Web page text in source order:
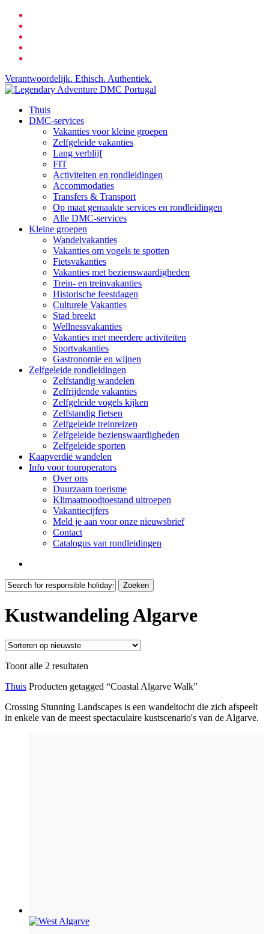
naar
hoofdinhoud
Verantwoordelijk. Ethisch. Authentiek.
zoeken
Menu
Thuis
DMC-services
Vakanties voor kleine groepen
Zelfgeleide vakanties
Lang verblijf
FIT
Activiteiten en rondleidingen
Accommodaties
Transfers & Transport
Op maat gemaakte services en rondleidingen
Alle DMC-services
Kleine groepen
Wandelvakanties
Vakanties om vogels te spotten
Fietsvakanties
Vakanties met bezienswaardigheden
Trein- en treinvakanties
Historische feestdagen
Culturele Vakanties
Stad breekt
Wellnessvakanties
Vakanties met meerdere activiteiten
Sportvakanties
Gastronomie en wijnen
Zelfgeleide rondleidingen
Zelfstandig wandelen
Zelfrijdende vakanties
Zelfgeleide vogels kijken
Zelfstandig fietsen
Zelfgeleide treinreizen
Zelfgeleide bezienswaardigheden
Zelfgeleide sporten
Kaapverdië wandelen
Info voor touroperators
Over ons
Duurzaam toerisme
Klimaatnoodtoestand uitroepen
Vakantiecijfers
Meld je aan voor onze nieuwsbrief
Contact
Catalogus van rondleidingen
Zoeken
sluiten
Kustwandeling Algarve
Toont alle 2 resultaten
nieuwste
Thuis Producten getagged “Coastal Algarve Walk”
Crossing Stunning Landscapes is een wandeltocht die zich afspeelt
in enkele van de meest spectaculaire kustscenario's van de Algarve.